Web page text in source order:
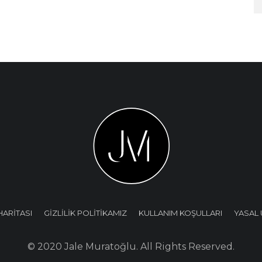
GİZLİLİK POLİTİKAMIZ KULLANIM KOŞULLARI YASAL
© 2020 Jale Muratoğlu. All Rights Reserved.